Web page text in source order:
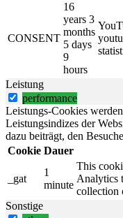
CONSENT
16
years 3
months
5 days
9
hours
Leistung
performance
Leistungs-Cookies
Leistungsindizes der
dazu beiträgt, den
Cookie Dauer
_gat
1
minute
This
Analytics
collection
Sonstige